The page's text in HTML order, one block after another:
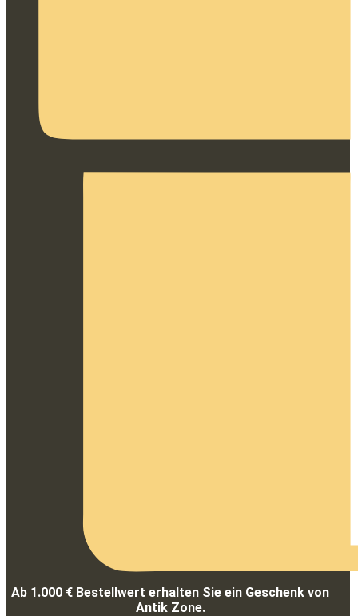
Ab 1.000 € Bestellwert erhalten Sie ein Geschenk von
Antik Zone.